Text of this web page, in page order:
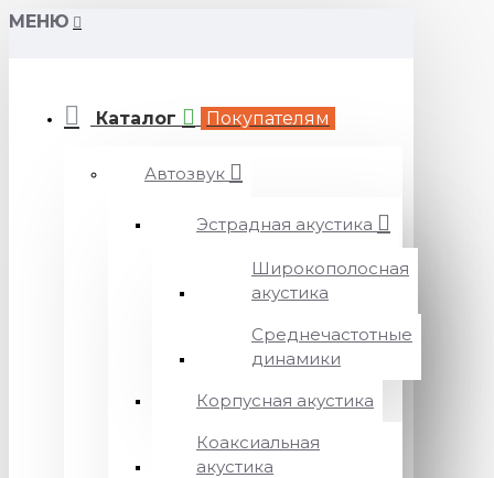
МЕНЮ
Каталог Покупателям
Автозвук
Эстрадная акустика
Широкополосная
акустика
Среднечастотные
динамики
Корпусная акустика
Коаксиальная
акустика